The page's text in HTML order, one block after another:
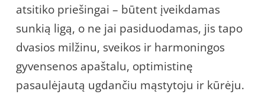
atsitiko priešingai – būtent įveikdamas
sunkią ligą, o ne jai pasiduodamas, jis tapo
dvasios milžinu, sveikos ir harmoningos
gyvensenos apaštalu, optimistinę
pasaulėjautą ugdančiu mąstytoju ir kūrėju.